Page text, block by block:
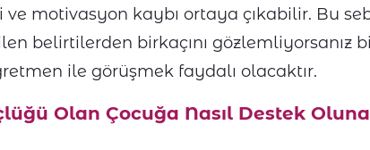
ve motivasyon kaybı ortaya çıkabilir. Bu
belirtilerden birkaçını gözlemliyorsanız
ile görüşmek faydalı olacaktır.
Olan Çocuğa Nasıl Destek